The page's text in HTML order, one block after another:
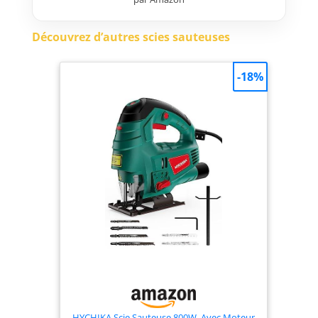
éclats, coffret de transport
Découvrez d’autres scies sauteuses
-18%